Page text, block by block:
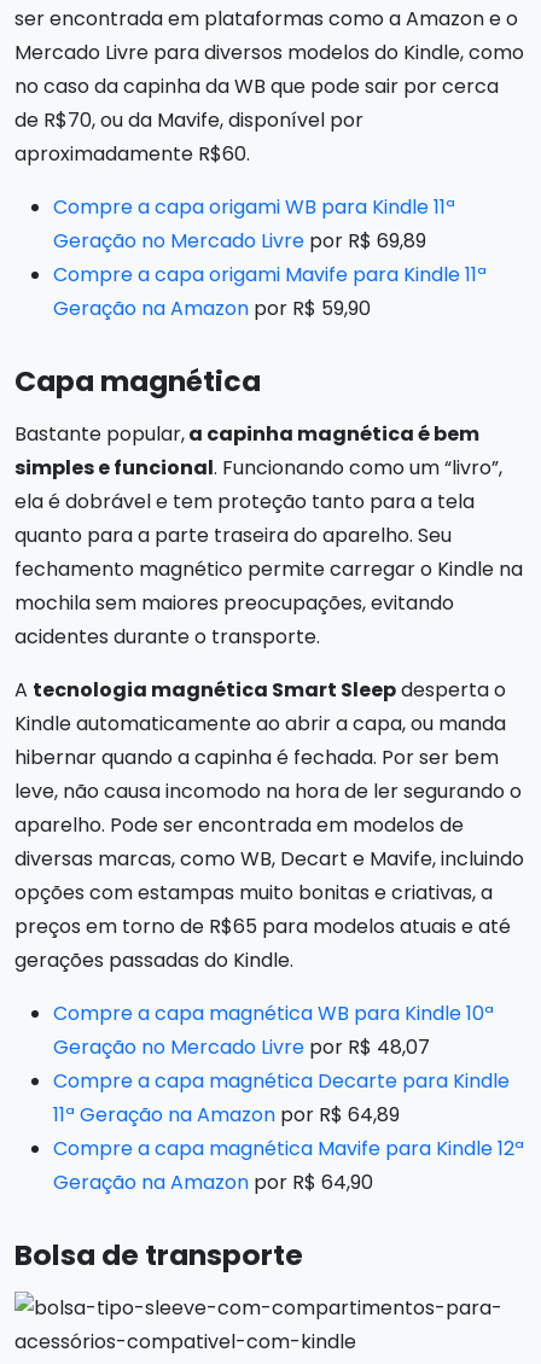
ser encontrada em plataformas como a Amazon e o
Mercado Livre para diversos modelos do Kindle, como
no caso da capinha da WB que pode sair por cerca
de R$70, ou da Mavife, disponível por
aproximadamente R$60.
Compre a capa origami WB para Kindle 11ª
Geração no Mercado Livre por R$ 69,89
Compre a capa origami Mavife para Kindle 11ª
Geração na Amazon por R$ 59,90
Capa magnética
Bastante popular,a capinha magnética é bem
simples e funcional. Funcionando como um “livro”,
ela é dobrável e tem proteção tanto para a tela
quanto para a parte traseira do aparelho. Seu
fechamento magnético permite carregar o Kindle na
mochila sem maiores preocupações, evitando
acidentes durante o transporte.
A tecnologia magnética Smart Sleepdesperta o
Kindle automaticamente ao abrir a capa, ou manda
hibernar quando a capinha é fechada. Por ser bem
leve, não causa incomodo na hora de ler segurando o
aparelho. Pode ser encontrada em modelos de
diversas marcas, como WB, Decart e Mavife, incluindo
opções com estampas muito bonitas e criativas, a
preços em torno de R$65 para modelos atuais e até
gerações passadas do Kindle.
Compre a capa magnética WB para Kindle 10ª
Geração no Mercado Livre por R$ 48,07
Compre a capa magnética Decarte para Kindle
11ª Geração na Amazon por R$ 64,89
Compre a capa magnética Mavife para Kindle 12ª
Geração na Amazon por R$ 64,90
Bolsa de transporte